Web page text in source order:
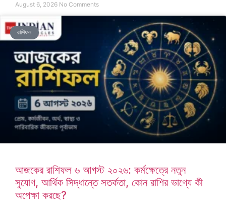
August 6, 2026 No Comments
রাশিফল
আজকের রাশিফল ৬ আগস্ট ২০২৬: কর্মক্ষেত্রে নতুন
সুযোগ, আর্থিক সিদ্ধান্তে সতর্কতা, কোন রাশির ভাগ্যে কী
অপেক্ষা করছে?